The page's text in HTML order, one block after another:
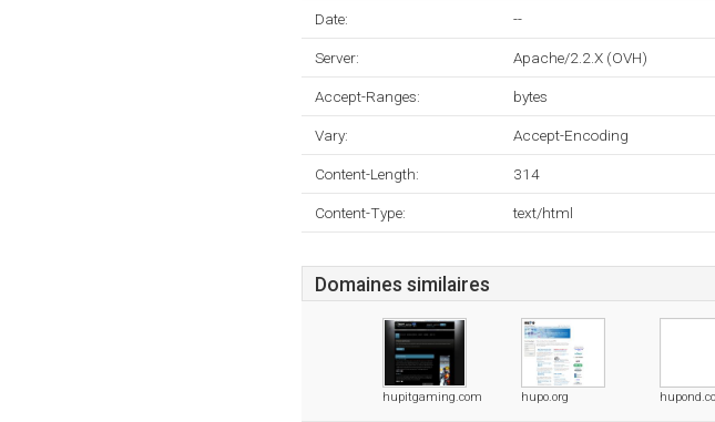
Date: --
Server: Apache/2.2.X (OVH)
Accept-Ranges: bytes
Vary: Accept-Encoding
Content-Length: 314
Content-Type: text/html
Domaines similaires
hupitgaming.com hupo.org